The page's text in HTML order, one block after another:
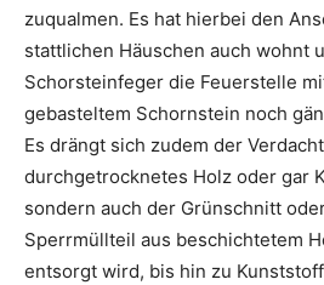
zuqualmen. Es hat hierbei den
stattlichen Häuschen auch wohnt
Schorsteinfeger die Feuerstelle
gebasteltem Schornstein noch
Es drängt sich zudem der
durchgetrocknetes Holz oder gar
sondern auch der Grünschnitt
Sperrmüllteil aus beschichtetem
entsorgt wird, bis hin zu